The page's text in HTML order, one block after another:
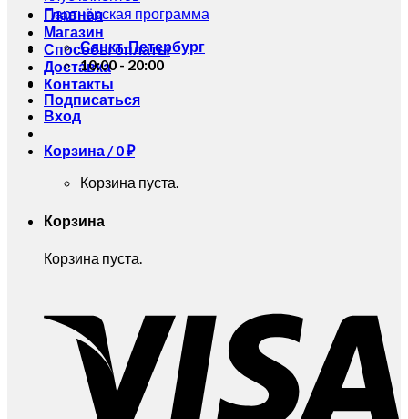
Главная
Магазин
Способы оплаты
Доставка
Контакты
Вход
Корзина /0₽
Корзина пуста.
Корзина
Корзина пуста.
Партнёрская программа
Санкт-Петербург
10:00 - 20:00
Подписаться